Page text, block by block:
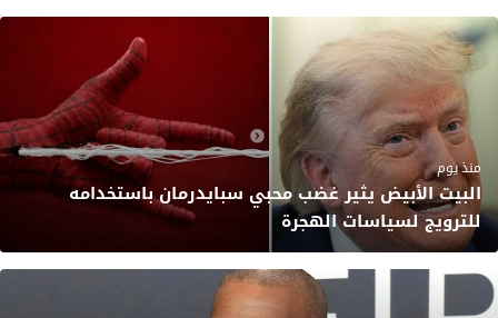
منذ يوم
البيت الأبيض يثير غضب محبي سبايدرمان باستخدامه
للترويج لسياسات الهجرة